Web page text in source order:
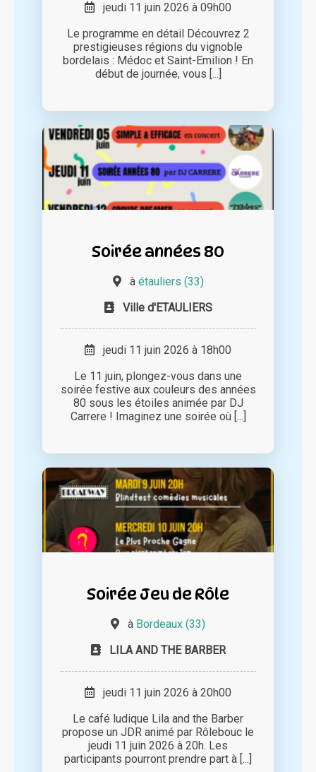
jeudi 11 juin 2026 à 09h00
Le programme en détail Découvrez 2
prestigieuses régions du vignoble
bordelais : Médoc et Saint-Emilion ! En
début de journée, vous [...]
Soirée années 80
à étauliers (33)
Ville d'ETAULIERS
jeudi 11 juin 2026 à 18h00
Le 11 juin, plongez-vous dans une
soirée festive aux couleurs des années
80 sous les étoiles animée par DJ
Carrere ! Imaginez une soirée où [...]
Soirée Jeu de Rôle
à Bordeaux (33)
LILA AND THE BARBER
jeudi 11 juin 2026 à 20h00
Le café ludique Lila and the Barber
propose un JDR animé par Rôlebouc le
jeudi 11 juin 2026 à 20h. Les
participants pourront prendre part à [...]